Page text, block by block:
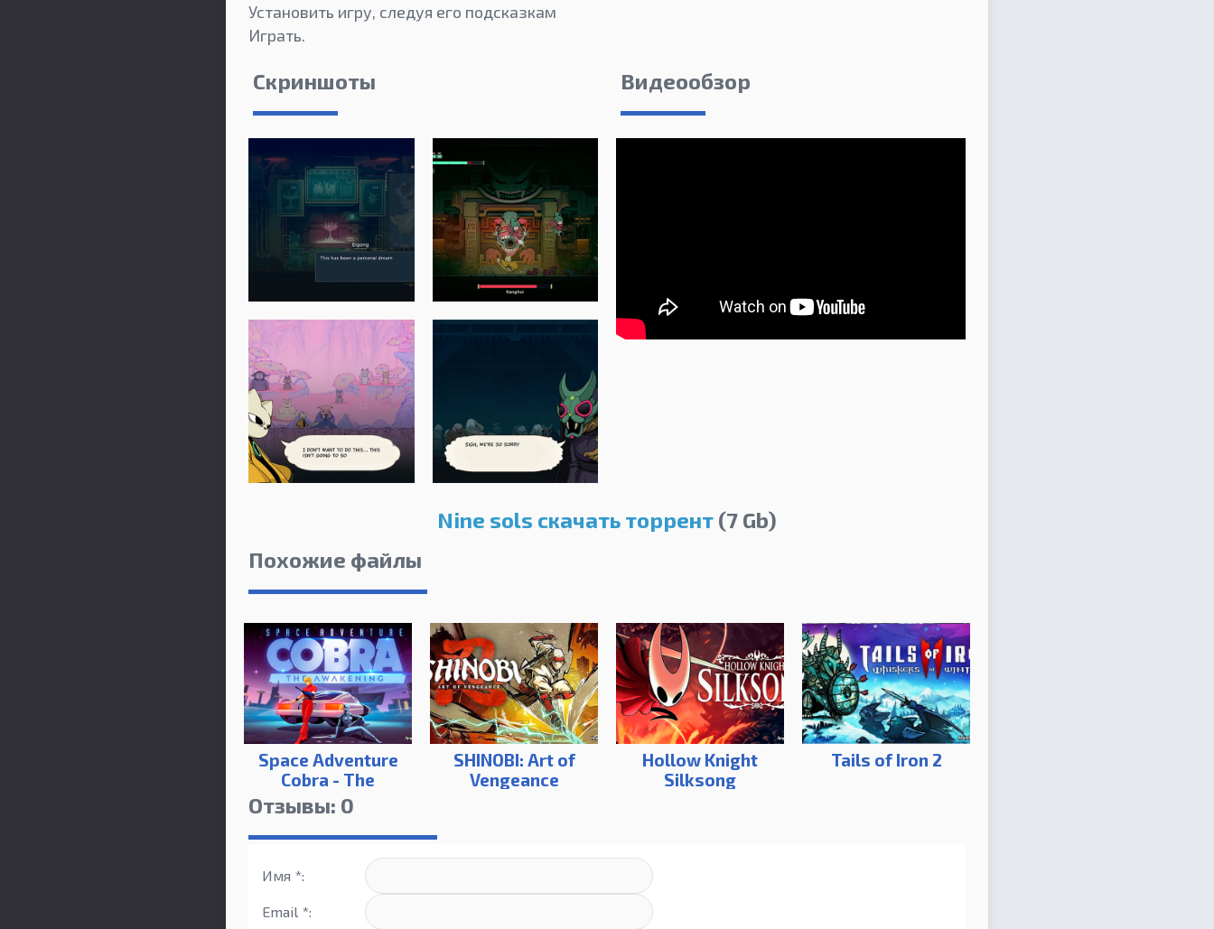
Установить игру, следуя его подсказкам
Играть.
Скриншоты Видеообзор
Nine sols скачать торрент (7 Gb)
Похожие файлы
Space Adventure
Cobra - The
Awakening
SHINOBI: Art of
Vengeance
Hollow Knight
Silksong
Tails of Iron 2
Отзывы: 0
Имя *:
Email *: